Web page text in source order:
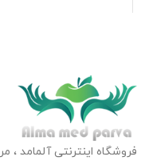
فروشگاه اینترنتی آلمامد